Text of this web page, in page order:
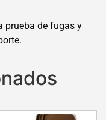
prueba de fugas y